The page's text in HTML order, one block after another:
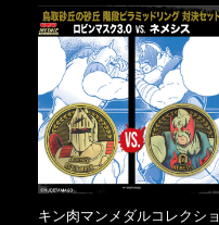
売品)付
キン肉マンメダルコレクショ